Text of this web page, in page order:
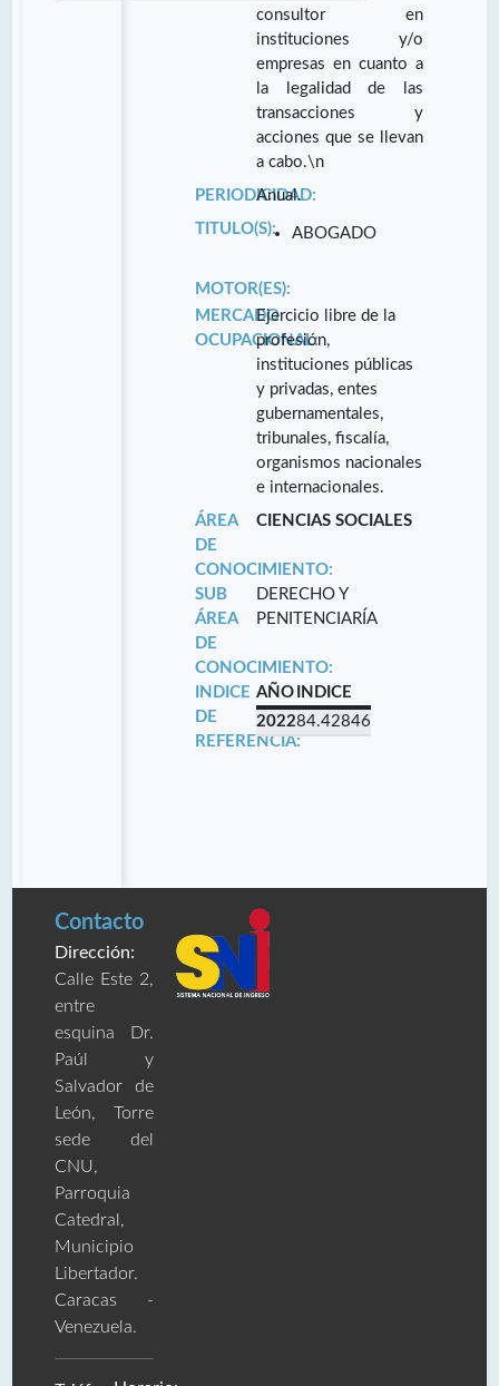
consultor en
instituciones y/o
empresas en cuanto a
la legalidad de las
transacciones y
acciones que se llevan
a cabo.\n
PERIODICIDAD:
Anual.
TITULO(S):
ABOGADO
MOTOR(ES):
MERCADO
OCUPACIONAL:
Ejercicio libre de la
profesión,
instituciones públicas
y privadas, entes
gubernamentales,
tribunales, fiscalía,
organismos nacionales
e internacionales.
ÁREA
DE
CONOCIMIENTO:
CIENCIAS SOCIALES
SUB
ÁREA
DE
CONOCIMIENTO:
DERECHO Y
PENITENCIARÍA
INDICE
DE
REFERENCIA:
AÑO INDICE
202284.42846
Contacto
Dirección:
Calle Este 2,
entre
esquina Dr.
Paúl y
Salvador de
León, Torre
sede del
CNU,
Parroquia
Catedral,
Municipio
Libertador.
Caracas -
Venezuela.